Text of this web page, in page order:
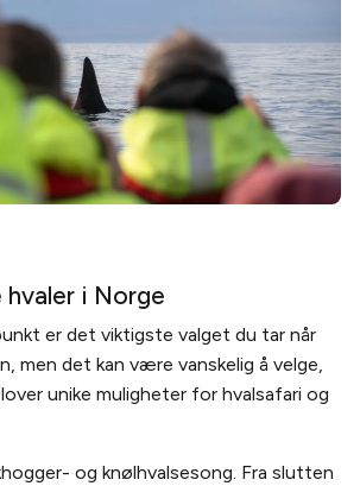
i Norge
er det viktigste valget du tar når
men det kan være vanskelig å velge,
unike muligheter for hvalsafari og
og knølhvalsesong. Fra slutten